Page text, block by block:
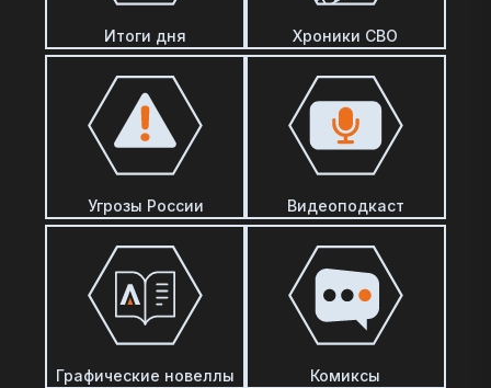
Итоги дня Хроники СВО
Угрозы России Видеоподкаст
Графические новеллы Комиксы